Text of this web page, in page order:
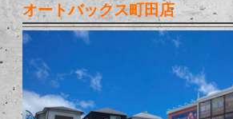
オートバックス町田店